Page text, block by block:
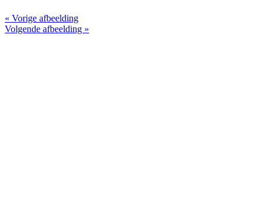
« Vorige afbeelding
Volgende afbeelding »